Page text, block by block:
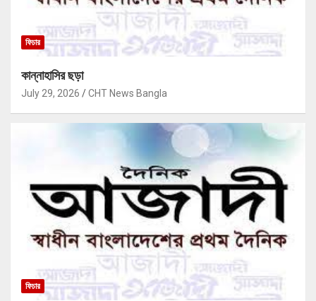
ফিচার
কান্নাহাসির ছড়া
July 29, 2026 CHT News Bangla
ফিচার